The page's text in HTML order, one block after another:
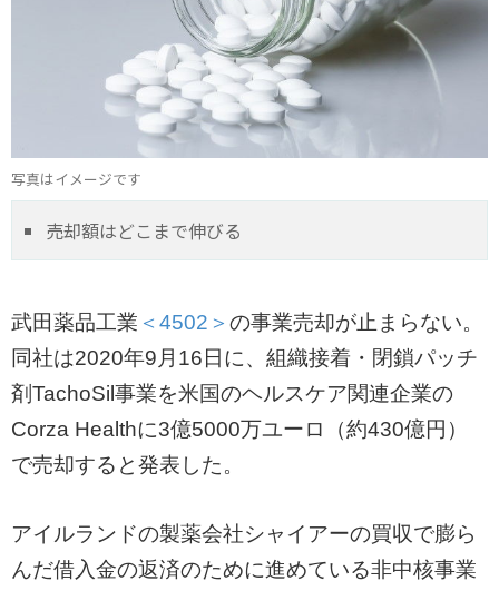
写真はイメージです
売却額はどこまで伸びる
武田薬品工業 ＜4502＞ の事業売却が止まらない。
同社は2020年9月16日に、組織接着・閉鎖パッチ
剤TachoSil事業を米国のヘルスケア関連企業の
Corza Healthに3億5000万ユーロ（約430億円）
で売却すると発表した。
アイルランドの製薬会社シャイアーの買収で膨ら
んだ借入金の返済のために進めている非中核事業